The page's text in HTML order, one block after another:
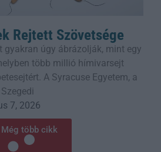
Rejtett Szövetsége
gyakran úgy ábrázolják, mint egy
több millió hímivarsejt
A Syracuse Egyetem, a
7, 2026
Még több cikk